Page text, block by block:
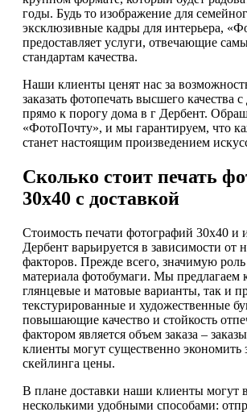
годы. Будь то изображение для
эксклюзивные кадры для интерьера,
предоставляет услуги, отвечающие
стандартам качества.
Наши клиенты ценят нас за
заказать фотопечать высшего качества с
прямо к порогу дома в г Дербент.
«ФотоПочту», и мы гарантируем, что
станет настоящим произведением
Сколько стоит печать
30х40 с доставкой
Стоимость печати фотографий 30х40 и
Дербент варьируется в зависимости от
факторов. Прежде всего, значимую
материала фотобумаги. Мы предлагаем
глянцевые и матовые варианты, так и
текстурированные и художественные
повышающие качество и стойкость
фактором является объем заказа –
клиенты могут существенно экономить
скейлинга цены.
В плане доставки наши клиенты могут
несколькими удобными способами: